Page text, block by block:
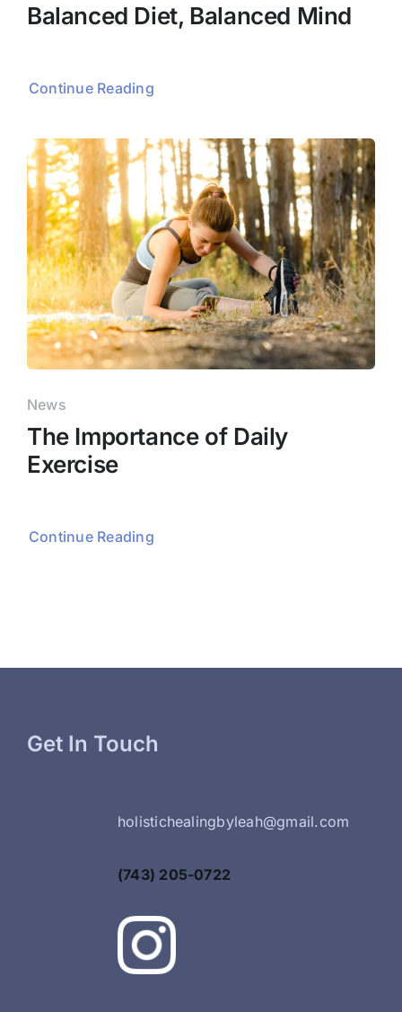
Balanced Diet, Balanced Mind
Continue Reading
News
The Importance of Daily
Exercise
Continue Reading
Get In Touch
holistichealingbyleah@gmail.com
(743) 205-0722